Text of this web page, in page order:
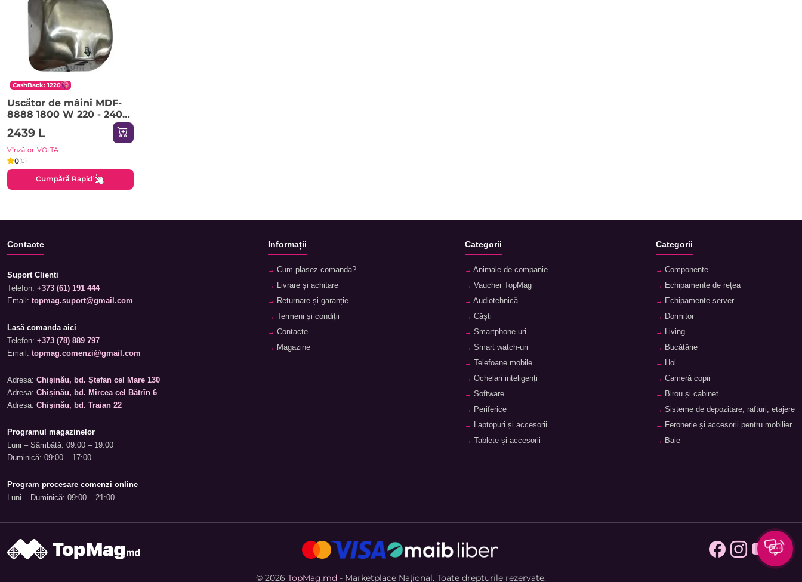
CashBack: 1220
Uscător de mâini MDF-
8888 1800 W 220 - 240
V ROCO
2439 L
Vînzător: VOLTA
0(0)
Cumpără Rapid
Contacte
Suport Clienti
Telefon: +373 (61) 191 444
Email: topmag.suport@gmail.com
Lasă comanda aici
Telefon: +373 (78) 889 797
Email: topmag.comenzi@gmail.com
Adresa: Chișinău, bd. Ștefan cel Mare 130
Adresa: Chișinău, bd. Mircea cel Bătrîn 6
Adresa: Chișinău, bd. Traian 22
Programul magazinelor
Luni – Sâmbătă: 09:00 – 19:00
Duminică: 09:00 – 17:00
Program procesare comenzi online
Luni – Duminică: 09:00 – 21:00
Informații
Cum plasez comanda?
Livrare și achitare
Returnare și garanție
Termeni și condiții
Contacte
Magazine
Categorii
Animale de companie
Vaucher TopMag
Audiotehnică
Căști
Smartphone-uri
Smart watch-uri
Telefoane mobile
Ochelari inteligenți
Software
Periferice
Laptopuri și accesorii
Tablete și accesorii
Categorii
Componente
Echipamente de rețea
Echipamente server
Dormitor
Living
Bucătărie
Hol
Cameră copii
Birou și cabinet
Sisteme de depozitare, rafturi, etajere
Feronerie și accesorii pentru mobilier
Baie
© 2026 TopMag.md - Marketplace Național. Toate drepturile rezervate.